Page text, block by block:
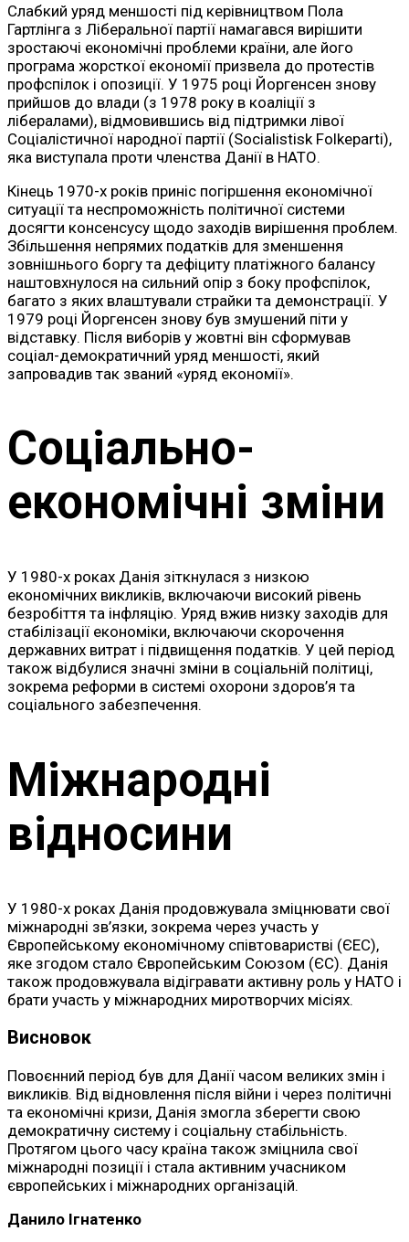
Слабкий уряд меншості під керівництвом Пола
Гартлінга з Ліберальної партії намагався вирішити
зростаючі економічні проблеми країни, але його
програма жорсткої економії призвела до протестів
профспілок і опозиції. У 1975 році Йоргенсен знову
прийшов до влади (з 1978 року в коаліції з
лібералами), відмовившись від підтримки лівої
Соціалістичної народної партії (Socialistisk Folkeparti),
яка виступала проти членства Данії в НАТО.
Кінець 1970-х років приніс погіршення економічної
ситуації та неспроможність політичної системи
досягти консенсусу щодо заходів вирішення проблем.
Збільшення непрямих податків для зменшення
зовнішнього боргу та дефіциту платіжного балансу
наштовхнулося на сильний опір з боку профспілок,
багато з яких влаштували страйки та демонстрації. У
1979 році Йоргенсен знову був змушений піти у
відставку. Після виборів у жовтні він сформував
соціал-демократичний уряд меншості, який
запровадив так званий «уряд економії».
Соціально-
економічні зміни
У 1980-х роках Данія зіткнулася з низкою
економічних викликів, включаючи високий рівень
безробіття та інфляцію. Уряд вжив низку заходів для
стабілізації економіки, включаючи скорочення
державних витрат і підвищення податків. У цей період
також відбулися значні зміни в соціальній політиці,
зокрема реформи в системі охорони здоров’я та
соціального забезпечення.
Міжнародні
відносини
У 1980-х роках Данія продовжувала зміцнювати свої
міжнародні зв’язки, зокрема через участь у
Європейському економічному співтоваристві (ЄЕС),
яке згодом стало Європейським Союзом (ЄС). Данія
також продовжувала відігравати активну роль у НАТО і
брати участь у міжнародних миротворчих місіях.
Висновок
Повоєнний період був для Данії часом великих змін і
викликів. Від відновлення після війни і через політичні
та економічні кризи, Данія змогла зберегти свою
демократичну систему і соціальну стабільність.
Протягом цього часу країна також зміцнила свої
міжнародні позиції і стала активним учасником
європейських і міжнародних організацій.
Данило Ігнатенко